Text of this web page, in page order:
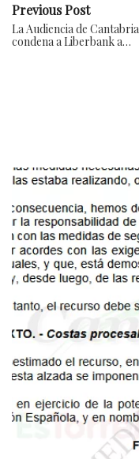
Previous Post
La Audiencia de Cantabria
condena a Liberbank a…